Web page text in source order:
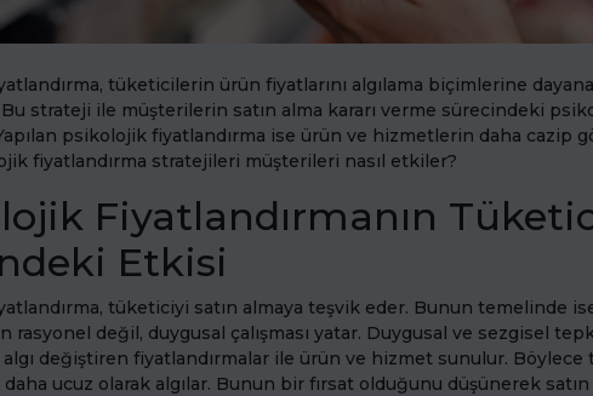
tüketicilerin ürün fiyatlarını algılama biçimlerine
strateji ile müşterilerin satın alma kararı verme sürecindeki
Yapılan psikolojik fiyatlandırma ise ürün ve hizmetlerin daha cazip
fiyatlandırma stratejileri müşterileri nasıl etkiler?
Fiyatlandırmanın
Etkisi
tüketiciyi satın almaya teşvik eder. Bunun temelinde
rasyonel değil, duygusal çalışması yatar. Duygusal ve sezgisel
değiştiren fiyatlandırmalar ile ürün ve hizmet sunulur. Böylece
ucuz olarak algılar. Bunun bir fırsat olduğunu düşünerek satın